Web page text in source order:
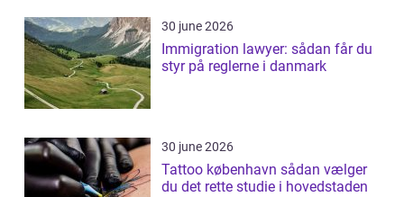
30 june 2026
Immigration lawyer: sådan får du
styr på reglerne i danmark
30 june 2026
Tattoo københavn sådan vælger
du det rette studie i hovedstaden